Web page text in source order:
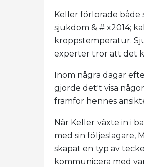
Keller förlorade både
sjukdom & # x2014;
kroppstemperatur.
experter tror att det
Inom några dagar
gjorde det't visa
framför hennes
När Keller växte in i
med sin följeslagare,
skapat en typ av
kommunicera med